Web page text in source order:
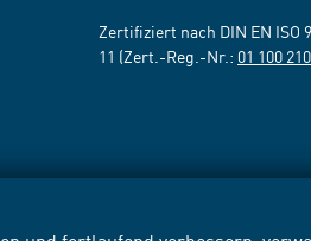
Zertifiziert nach DIN EN ISO
11 (Zert.-Reg.-Nr.: 01 100